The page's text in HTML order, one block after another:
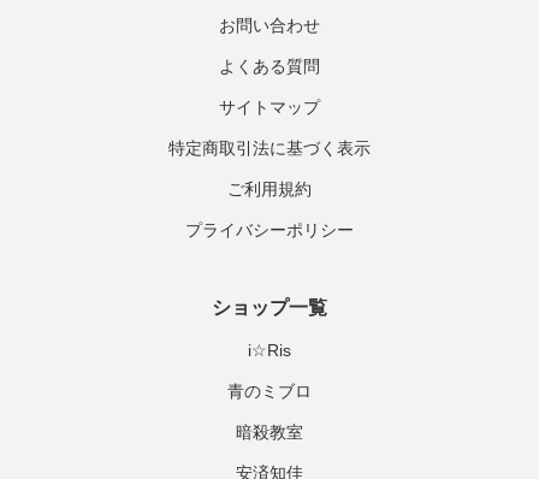
お問い合わせ
よくある質問
サイトマップ
特定商取引法に基づく表示
ご利用規約
プライバシーポリシー
ショップ一覧
i☆Ris
青のミブロ
暗殺教室
安済知佳